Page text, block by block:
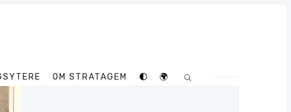
OM STRATAGEM 🌓 🌍